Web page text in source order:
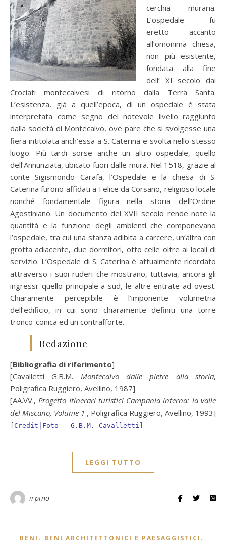
cerchia muraria.
L’ospedale fu
eretto accanto
all’omonima chiesa,
non più esistente,
fondata alla fine
dell’ XI secolo dai
Crociati montecalvesi di ritorno dalla Terra Santa.
L’esistenza, già a quell’epoca, di un ospedale è stata
interpretata come segno del notevole livello raggiunto
dalla società di Montecalvo, ove pare che si svolgesse una
fiera intitolata anch’essa a S. Caterina e svolta nello stesso
luogo. Più tardi sorse anche un altro ospedale, quello
dell’Annunziata, ubicato fuori dalle mura. Nel 1518, grazie al
conte Sigismondo Carafa, l’Ospedale e la chiesa di S.
Caterina furono affidati a Felice da Corsano, religioso locale
nonché fondamentale figura nella storia dell’Ordine
Agostiniano. Un documento del XVII secolo rende note la
quantità e la funzione degli ambienti che componevano
l’ospedale, tra cui una stanza adibita a carcere, un’altra con
grotta adiacente, due dormitori, otto celle oltre ai locali di
servizio. L’Ospedale di S. Caterina è attualmente ricordato
attraverso i suoi ruderi che mostrano, tuttavia, ancora gli
ingressi: quello principale a sud, le altre entrate ad ovest.
Chiaramente percepibile è l’imponente volumetria
dell’edificio, in cui sono chiaramente definiti una torre
tronco-conica ed un contrafforte.
Redazione
[Bibliografia di riferimento]
[Cavalletti G.B.M. Montecalvo dalle pietre alla storia,
Poligrafica Ruggiero, Avellino, 1987]
[AA.VV.,Progetto Itinerari turistici Campania interna: la valle
del Miscano, Volume 1 , Poligrafica Ruggiero, Avellino, 1993]
Credit│Foto - G.B.M. Cavalletti
LEGGI TUTTO
irpino
, ,